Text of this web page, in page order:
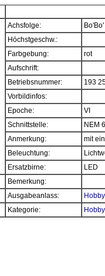
Achsfolge:
Bo'Bo'
Höchstgeschw.:
Farbgebung:
rot
Aufschrift:
Betriebsnummer:
193
Vorbildinfos:
Epoche:
VI
Schnittstelle:
NEM
Anmerkung:
mit
Beleuchtung:
Ersatzbirne:
LED
Bemerkung:
Ausgabeanlass:
Kategorie: